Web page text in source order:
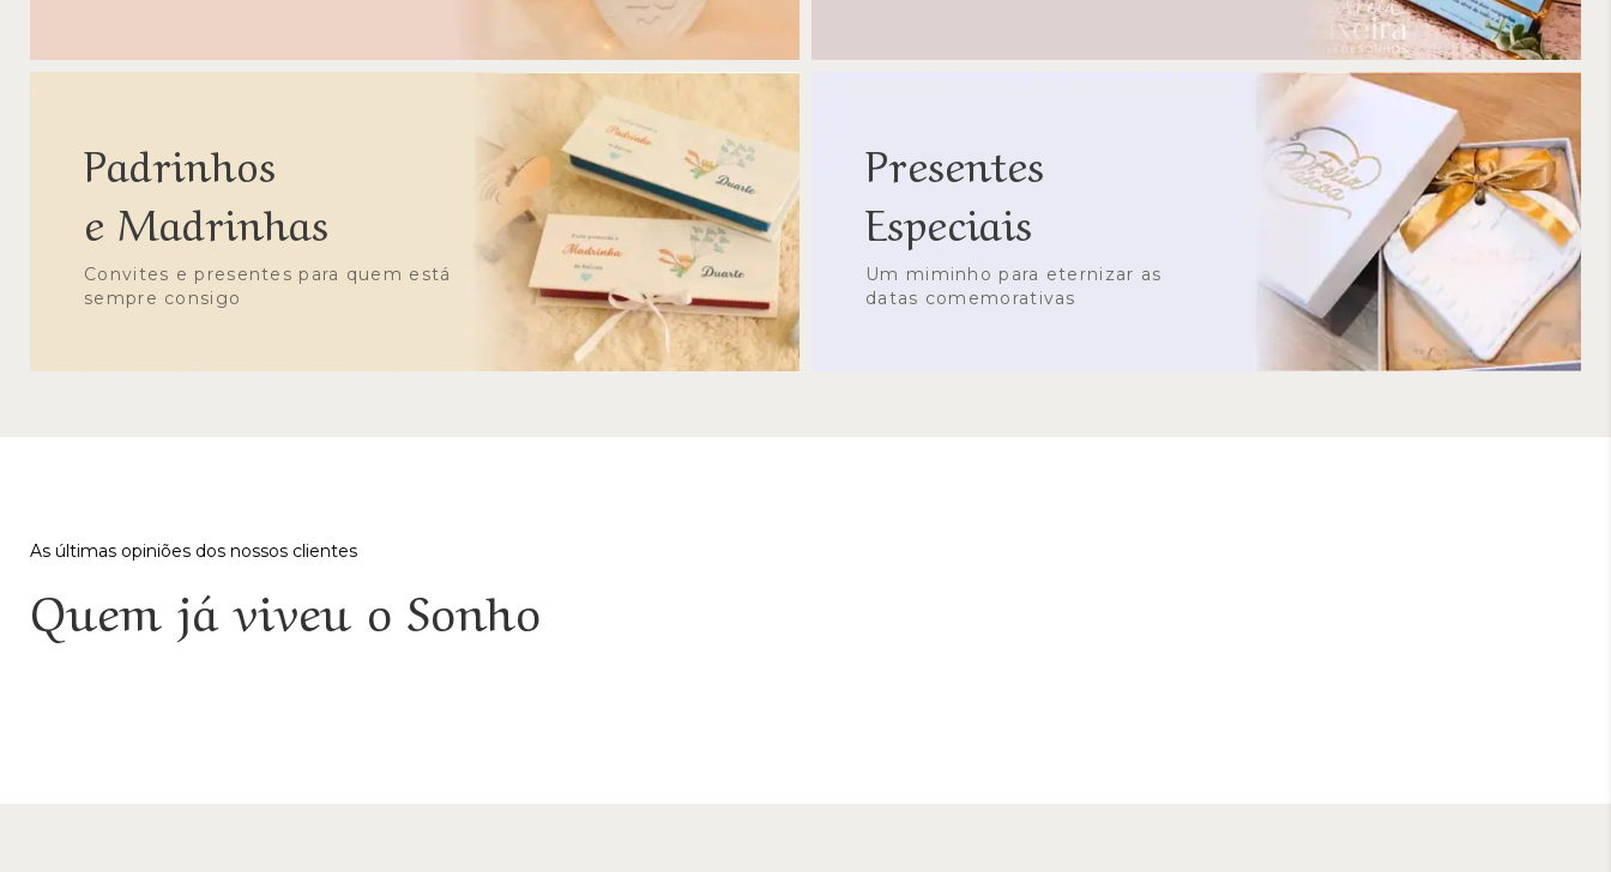
Padrinhos
e Madrinhas
Convites e presentes para quem está
sempre consigo
Presentes
Especiais
Um miminho para eternizar as
datas comemorativas
As últimas opiniões dos nossos clientes
Quem já viveu o Sonho